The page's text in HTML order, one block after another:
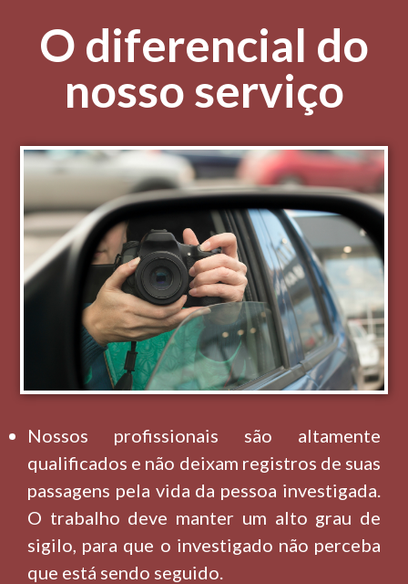
O diferencial do
nosso serviço
Nossos profissionais são altamente
qualificados e não deixam registros de suas
passagens pela vida da pessoa investigada.
O trabalho deve manter um alto grau de
sigilo, para que o investigado não perceba
que está sendo seguido.